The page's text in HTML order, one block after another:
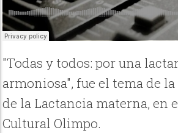
"Todas y todos: por una
armoniosa", fue el tema de
de la Lactancia materna, en
Cultural Olimpo.